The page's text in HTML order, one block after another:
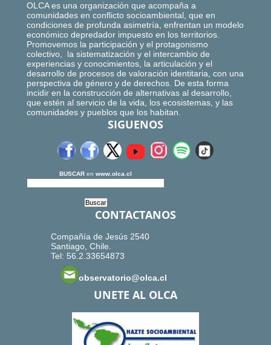
OLCA es una organización que acompaña a
comunidades en conflicto socioambiental, que en
condiciones de profunda asimetría, enfrentan un modelo
económico depredador impuesto en los territorios.
Promovemos la participación y el protagonismo
colectivo, la sistematización y el intercambio de
experiencias y conocimientos, la articulación y el
desarrollo de procesos de valoración identitaria, con una
perspectiva de género y de derechos. De esta forma
incidir en la construcción de alternativas al desarrollo,
que estén al servicio de la vida, los ecosistemas, y las
comunidades y pueblos que los habitan.
SIGUENOS
BUSCAR en www.olca.cl
CONTACTANOS
Compañía de Jesús 2540
Santiago, Chile.
Tel: 56.2.33654873
observatorio@olca.cl
UNETE AL OLCA